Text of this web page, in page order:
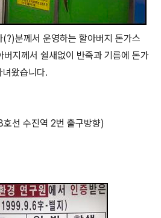
분께서 운영하는 할아버지 돈가스
지께서 쉴새없이 반죽과 기름에 돈가
왔습니다.
선 수진역 2번 출구방향)